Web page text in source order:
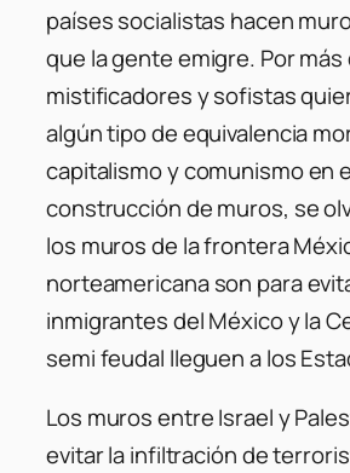
países socialistas hacen
que la gente emigre. Por
mistificadores y sofistas
algún tipo de equivalencia
capitalismo y comunismo en
construcción de muros, se
los muros de la frontera
norteamericana son para
inmigrantes del México y la
semi feudal lleguen a los
Los muros entre Israel y
evitar la infiltración de